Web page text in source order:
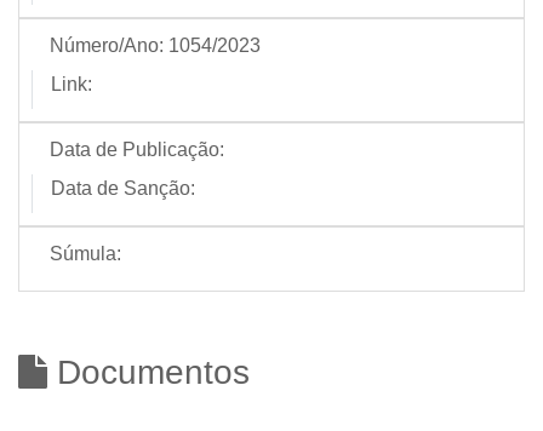
Número/Ano: 1054/2023
Link:
Data de Publicação:
Data de Sanção:
Súmula:
Documentos